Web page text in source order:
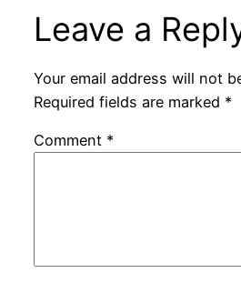
Leave a
Your email address will not
Required fields are marked *
Comment *